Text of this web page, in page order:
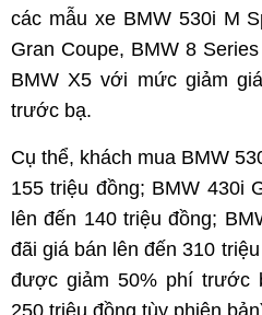
các mẫu xe BMW 530i M
Gran Coupe, BMW 8
BMW X5 với mức giảm
trước bạ.
Cụ thể, khách mua BMW
155 triệu đồng; BMW 430i
lên đến 140 triệu đồng;
đãi giá bán lên đến 310
được giảm 50% phí trước
250 triệu đồng tùy phiên